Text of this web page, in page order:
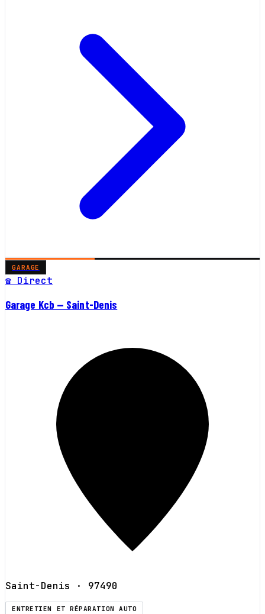
GARAGE
☎ Direct
Garage Kcb — Saint-Denis
Saint-Denis · 97490
ENTRETIEN ET RÉPARATION AUTO